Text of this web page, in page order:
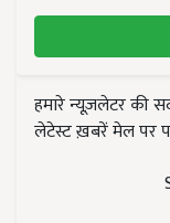
हमारे न्यूज़लेटर की
लेटेस्ट ख़बरें मेल पर